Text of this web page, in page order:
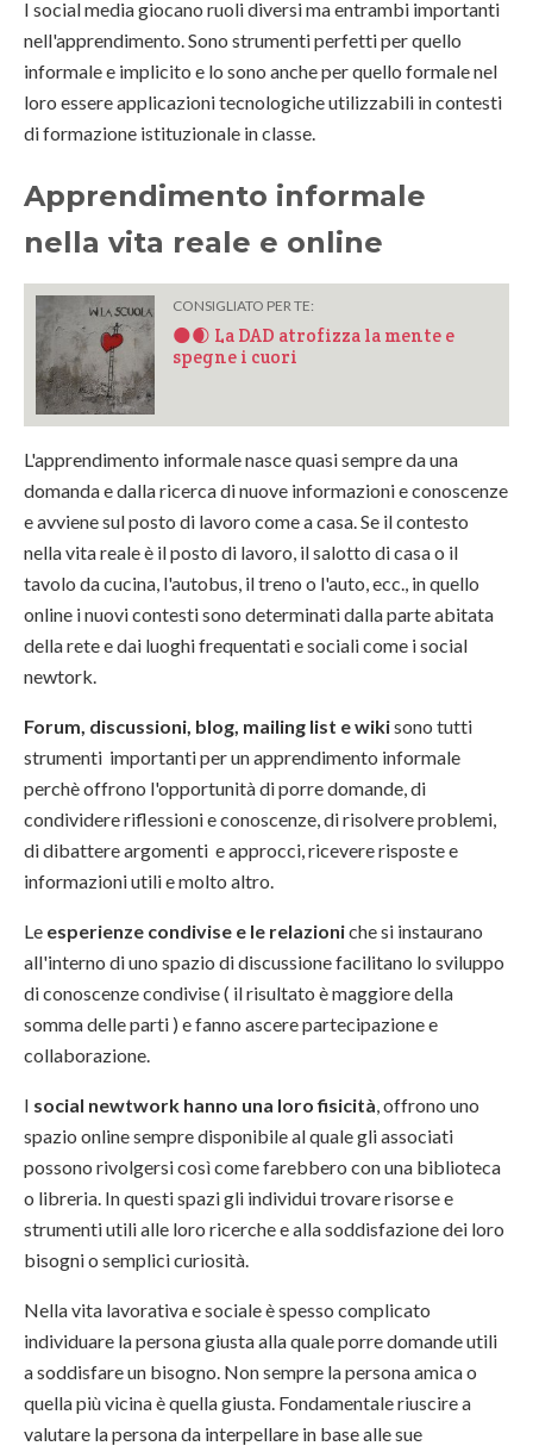
I social media giocano ruoli diversi ma entrambi importanti
nell'apprendimento. Sono strumenti perfetti per quello
informale e implicito e lo sono anche per quello formale nel
loro essere applicazioni tecnologiche utilizzabili in contesti
di formazione istituzionale in classe.
Apprendimento informale
nella vita reale e online
CONSIGLIATO PER TE:
🌑🌒 La DAD atrofizza la mente e
spegne i cuori
L'apprendimento informale nasce quasi sempre da una
domanda e dalla ricerca di nuove informazioni e conoscenze
e avviene sul posto di lavoro come a casa. Se il contesto
nella vita reale è il posto di lavoro, il salotto di casa o il
tavolo da cucina, l'autobus, il treno o l'auto, ecc., in quello
online i nuovi contesti sono determinati dalla parte abitata
della rete e dai luoghi frequentati e sociali come i social
newtork.
Forum, discussioni, blog, mailing list e wikisono tutti
strumenti importanti per un apprendimento informale
perchè offrono l'opportunità di porre domande, di
condividere riflessioni e conoscenze, di risolvere problemi,
di dibattere argomenti e approcci, ricevere risposte e
informazioni utili e molto altro.
Le esperienze condivise e le relazioniche si instaurano
all'interno di uno spazio di discussione facilitano lo sviluppo
di conoscenze condivise ( il risultato è maggiore della
somma delle parti ) e fanno ascere partecipazione e
collaborazione.
I social newtwork hanno una loro fisicità, offrono uno
spazio online sempre disponibile al quale gli associati
possono rivolgersi così come farebbero con una biblioteca
o libreria. In questi spazi gli individui trovare risorse e
strumenti utili alle loro ricerche e alla soddisfazione dei loro
bisogni o semplici curiosità.
Nella vita lavorativa e sociale è spesso complicato
individuare la persona giusta alla quale porre domande utili
a soddisfare un bisogno. Non sempre la persona amica o
quella più vicina è quella giusta. Fondamentale riuscire a
valutare la persona da interpellare in base alle sue